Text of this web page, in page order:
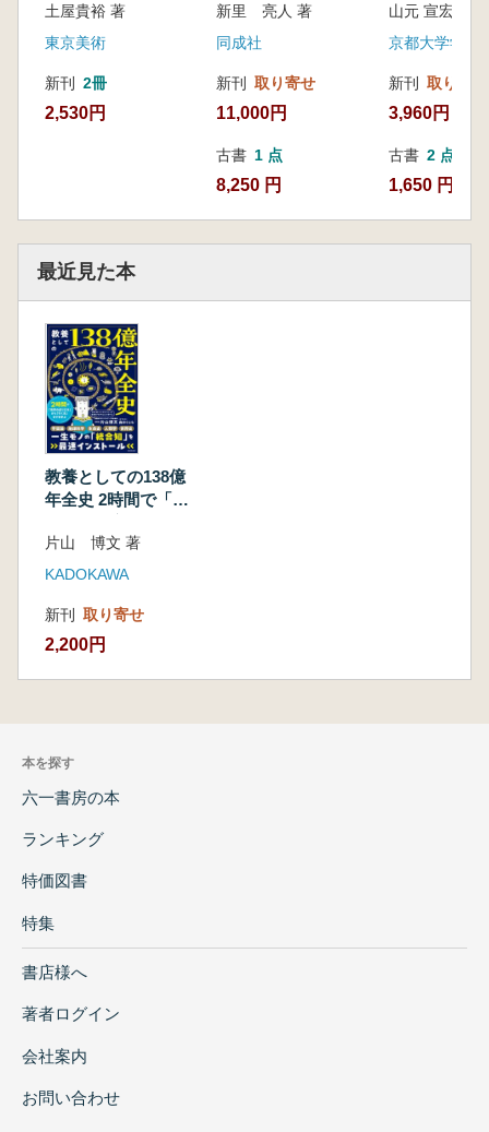
土屋貴裕 著
東京美術
新刊 2冊
2,530円
新里 亮人 著
同成社
新刊 取り寄せ
11,000円
古書 1 点
8,250 円
山元 宣宏著
京都大学学術
新刊 取り寄せ
3,960円
古書 2 点
1,650 円~
最近見た本
教養としての138億
年全史 2時間で「世
「行く末」までを学
ぶ
片山 博文 著
KADOKAWA
新刊 取り寄せ
2,200円
本を探す
六一書房の本
ランキング
特価図書
特集
書店様へ
著者ログイン
会社案内
お問い合わせ